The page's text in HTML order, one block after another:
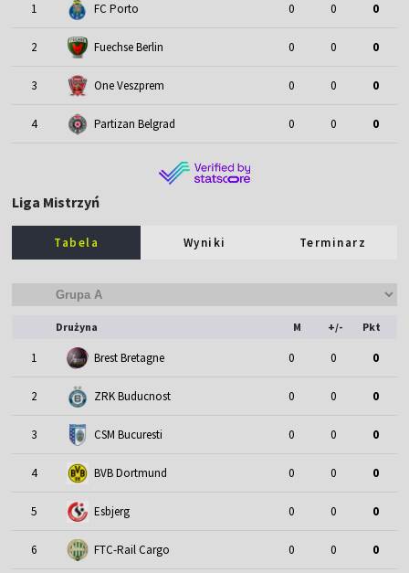
1 FC Porto 0 0 0
2 Fuechse Berlin 0 0 0
3 One Veszprem 0 0 0
4 Partizan Belgrad 0 0 0
Liga Mistrzyń
Tabela Wyniki Terminarz
Drużyna M +/- Pkt
1 Brest Bretagne 0 0 0
2 ZRK Buducnost 0 0 0
3 CSM Bucuresti 0 0 0
4 BVB Dortmund 0 0 0
5 Esbjerg 0 0 0
6 FTC-Rail Cargo 0 0 0